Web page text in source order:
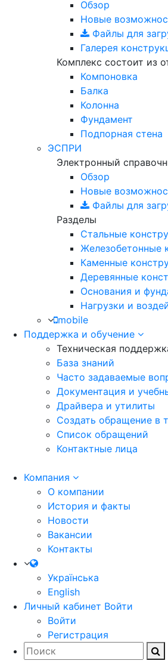
Обзор
Новые
Файлы для
Галерея
Комплекс состоит из
Компоновка
Балка
Колонна
Фундамент
Подпорная стена
ЭСПРИ
Электронный
Обзор
Новые
Файлы для
Разделы
Стальные
Железобетонные
Каменные
Деревянные
Основания и
Нагрузки и
mobile
Поддержка и обучение
Техническая
База знаний
Часто задаваемые
Документация и
Драйвера и утилиты
Создать обращение в
Список обращений
Контактные лица
Компания
О компании
История и факты
Новости
Вакансии
Контакты
Українська
English
Личный кабинет Войти
Войти
Регистрация